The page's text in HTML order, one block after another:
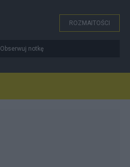
ROZMAITOŚCI
Obserwuj notkę